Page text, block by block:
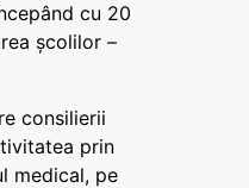
cu 20
școlilor –
consilierii
prin
medical, pe